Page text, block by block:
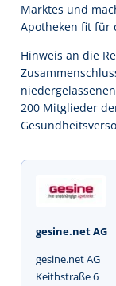
Marktes und
Apotheken fit für
Hinweis an die
200 Mitglieder
gesine.net AG
gesine.net AG
Keithstraße 6